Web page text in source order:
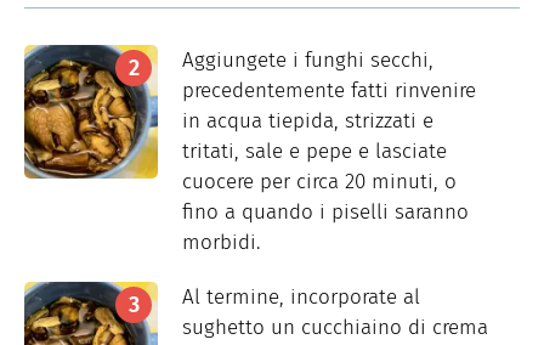
Aggiungete i funghi secchi,
precedentemente fatti rinvenire
in acqua tiepida, strizzati e
tritati, sale e pepe e lasciate
cuocere per circa 20 minuti, o
fino a quando i piselli saranno
morbidi.
Al termine, incorporate al
sughetto un cucchiaino di crema